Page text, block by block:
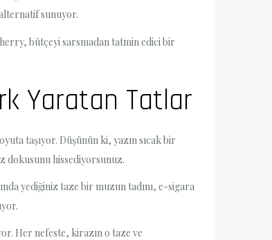
sunuyor.
bütçeyi sarsmadan tatmin edici bir
Yaratan Tatlar
taşıyor. Düşünün ki, yazın sıcak bir
dokusunu hissediyorsunuz.
yediğiniz taze bir muzun tadını, e-sigara
Her nefeste, kirazın o taze ve